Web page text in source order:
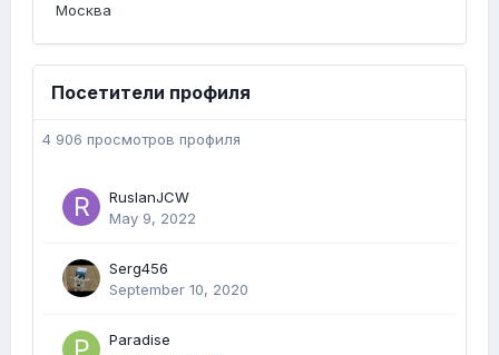
Москва
Посетители профиля
4 906 просмотров профиля
RuslanJCW
May 9, 2022
Serg456
September 10, 2020
Paradise